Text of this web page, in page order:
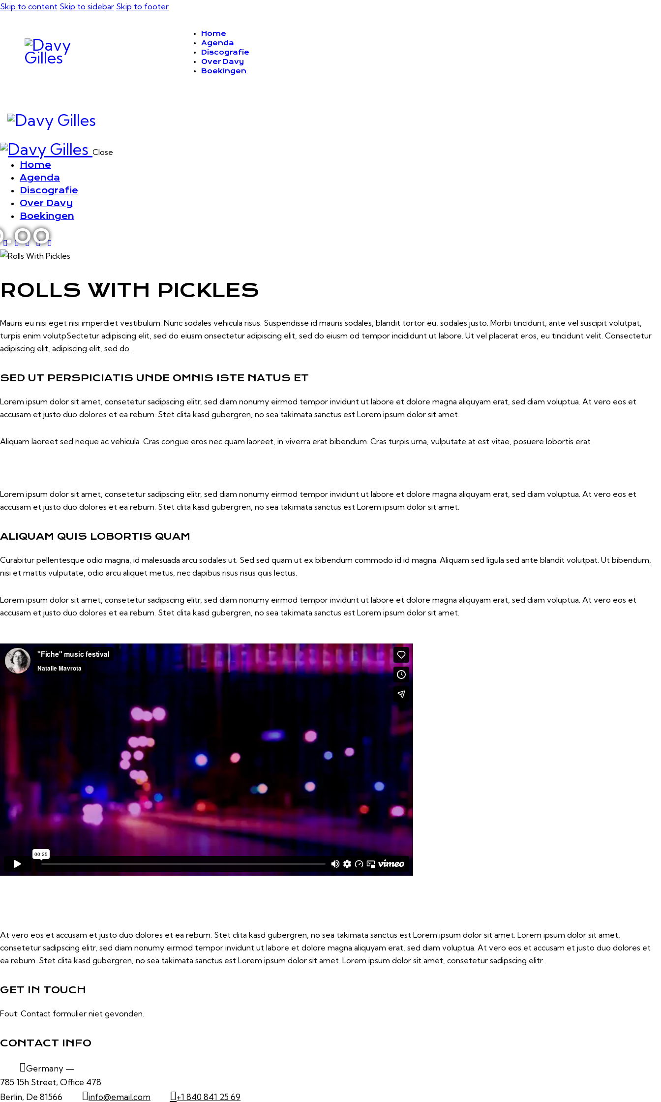
Skip to content Skip to sidebar Skip to footer
Home
Agenda
Discografie
Over Davy
Boekingen
Close
Home
Agenda
Discografie
Over Davy
Boekingen
ROLLS WITH PICKLES
Mauris eu nisi eget nisi imperdiet vestibulum. Nunc sodales vehicula risus. Suspendisse id mauris sodales, blandit tortor eu, sodales justo. Morbi tincidunt, ante vel suscipit volutpat,
turpis enim volutpSectetur adipiscing elit, sed do eiusm onsectetur adipiscing elit, sed do eiusm od tempor incididunt ut labore. Ut vel placerat eros, eu tincidunt velit. Consectetur
adipiscing elit, adipiscing elit, sed do.
SED UT PERSPICIATIS UNDE OMNIS ISTE NATUS ET
Lorem ipsum dolor sit amet, consetetur sadipscing elitr, sed diam nonumy eirmod tempor invidunt ut labore et dolore magna aliquyam erat, sed diam voluptua. At vero eos et
accusam et justo duo dolores et ea rebum. Stet clita kasd gubergren, no sea takimata sanctus est Lorem ipsum dolor sit amet.
Aliquam laoreet sed neque ac vehicula. Cras congue eros nec quam laoreet, in viverra erat bibendum. Cras turpis urna, vulputate at est vitae, posuere lobortis erat.
Lorem ipsum dolor sit amet, consetetur sadipscing elitr, sed diam nonumy eirmod tempor invidunt ut labore et dolore magna aliquyam erat, sed diam voluptua. At vero eos et
accusam et justo duo dolores et ea rebum. Stet clita kasd gubergren, no sea takimata sanctus est Lorem ipsum dolor sit amet.
ALIQUAM QUIS LOBORTIS QUAM
Curabitur pellentesque odio magna, id malesuada arcu sodales ut. Sed sed quam ut ex bibendum commodo id id magna. Aliquam sed ligula sed ante blandit volutpat. Ut bibendum,
nisi et mattis vulputate, odio arcu aliquet metus, nec dapibus risus risus quis lectus.
Lorem ipsum dolor sit amet, consetetur sadipscing elitr, sed diam nonumy eirmod tempor invidunt ut labore et dolore magna aliquyam erat, sed diam voluptua. At vero eos et
accusam et justo duo dolores et ea rebum. Stet clita kasd gubergren, no sea takimata sanctus est Lorem ipsum dolor sit amet.
At vero eos et accusam et justo duo dolores et ea rebum. Stet clita kasd gubergren, no sea takimata sanctus est Lorem ipsum dolor sit amet. Lorem ipsum dolor sit amet,
consetetur sadipscing elitr, sed diam nonumy eirmod tempor invidunt ut labore et dolore magna aliquyam erat, sed diam voluptua. At vero eos et accusam et justo duo dolores et
ea rebum. Stet clita kasd gubergren, no sea takimata sanctus est Lorem ipsum dolor sit amet. Lorem ipsum dolor sit amet, consetetur sadipscing elitr.
GET IN TOUCH
Fout: Contact formulier niet gevonden.
CONTACT INFO
Germany —
785 15h Street, Office 478
Berlin, De 81566
info@email.com +1 840 841 25 69